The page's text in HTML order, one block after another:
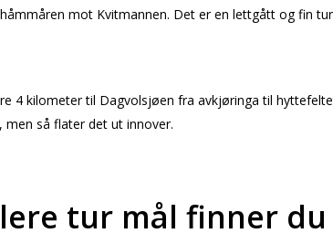
mot Kvitmannen. Det er en lettgått og fin
4 kilometer til Dagvolsjøen fra avkjøringa til
så flater det ut innover.
tur mål finner